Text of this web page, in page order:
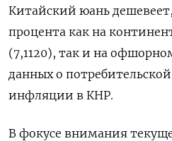
Китайский юань
процента как на
(7,1120), так и на
данных о
инфляции в КНР.
В фокусе внимания